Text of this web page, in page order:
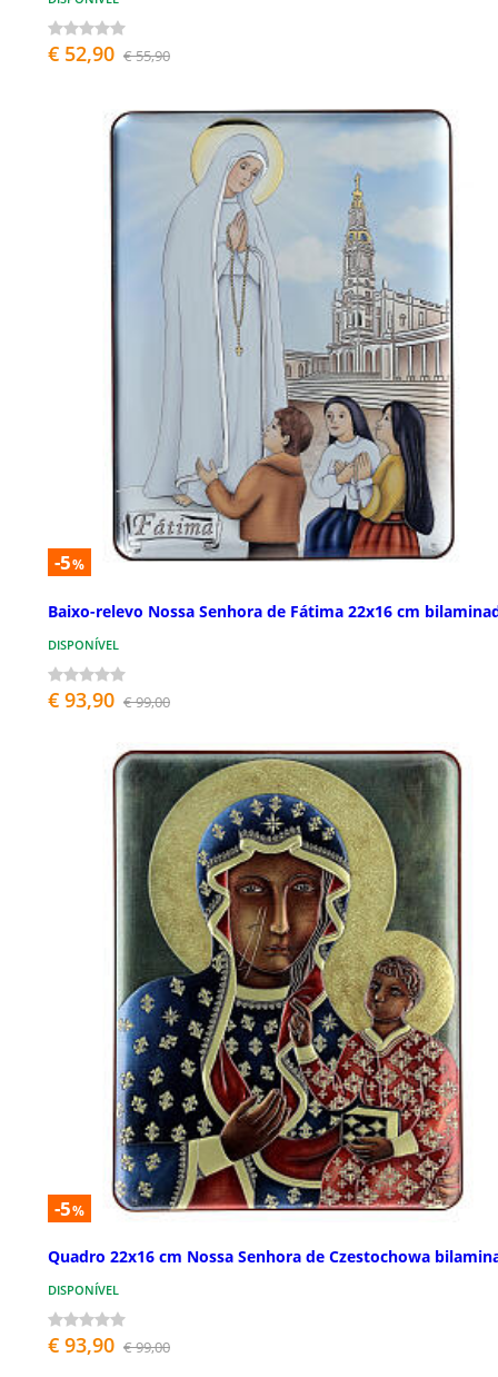
€ 52,90 € 55,90
-5%
Baixo-relevo Nossa Senhora de Fátima 22x16 cm
DISPONÍVEL
€ 93,90 € 99,00
-5%
Quadro 22x16 cm Nossa Senhora de Czestochowa
DISPONÍVEL
€ 93,90 € 99,00